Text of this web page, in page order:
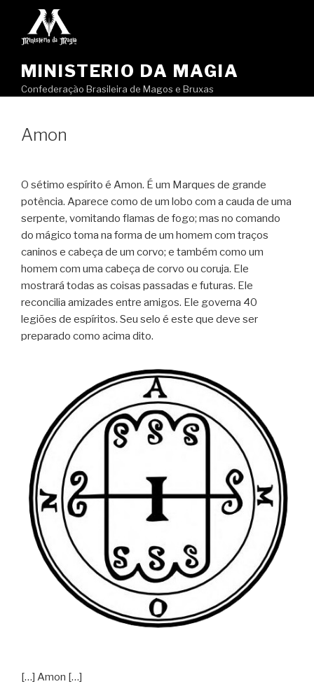
MINISTERIO DA MAGIA
Confederação Brasileira de Magos e Bruxas
Amon
O sétimo espírito é Amon. É um Marques de grande
potência. Aparece como de um lobo com a cauda de uma
serpente, vomitando flamas de fogo; mas no comando
do mágico toma na forma de um homem com traços
caninos e cabeça de um corvo; e também como um
homem com uma cabeça de corvo ou coruja. Ele
mostrará todas as coisas passadas e futuras. Ele
reconcilia amizades entre amigos. Ele governa 40
legiões de espíritos. Seu selo é este que deve ser
preparado como acima dito.
[…] Amon […]